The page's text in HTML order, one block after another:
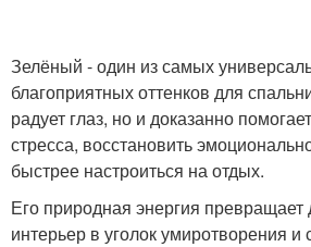
Зелёный - один из самых
благоприятных оттенков для
радует глаз, но и доказанно
стресса, восстановить
быстрее настроиться на отдых.
Его природная энергия
интерьер в уголок умиротворения и